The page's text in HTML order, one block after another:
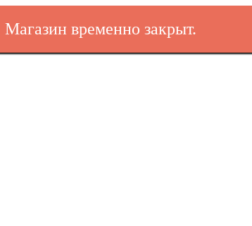
Магазин временно закрыт.